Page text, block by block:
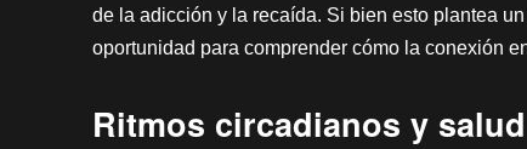
de la adicción y la recaída. Si bien esto plantea
oportunidad para comprender cómo la conexión
Ritmos circadianos y salud